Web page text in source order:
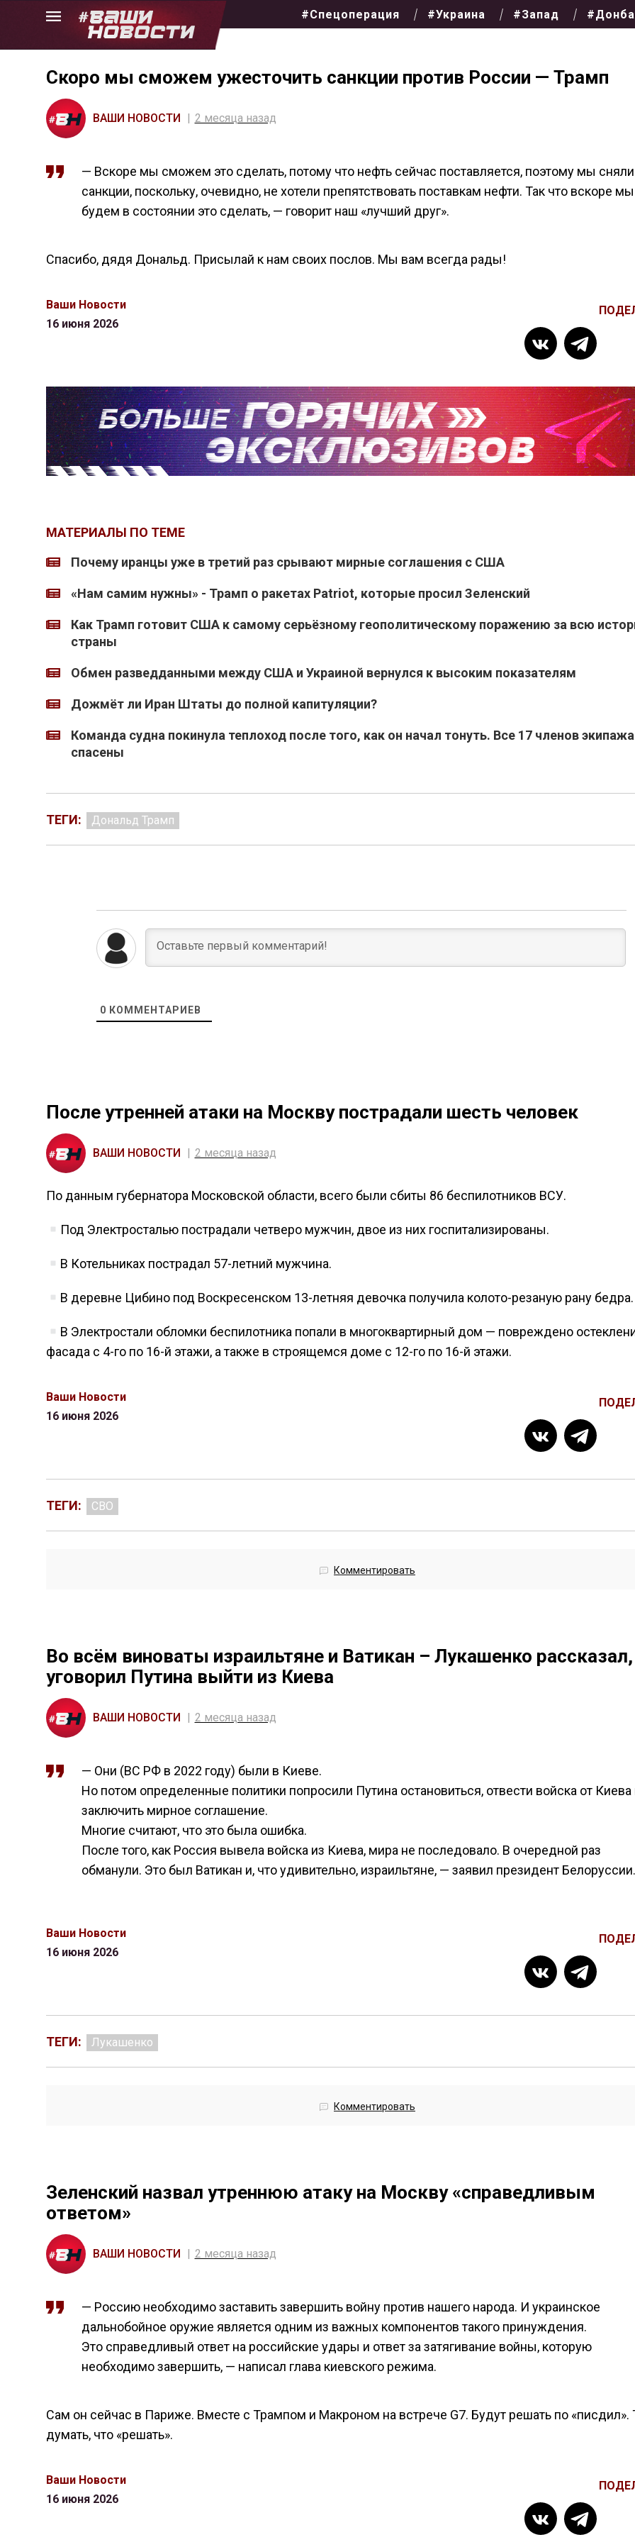
Skip
#Спецоперация #Украина #Запад
Скоро мы сможем ужесточить санкции против России — Трамп
ВАШИ НОВОСТИ 2 месяца назад
— Вскоре мы сможем это сделать, потому что нефть сейчас поставляется, поэтому мы сняли
санкции, поскольку, очевидно, не хотели препятствовать поставкам нефти. Так что вскоре мы
будем в состоянии это сделать, — говорит наш «лучший друг».
Спасибо, дядя Дональд. Присылай к нам своих послов. Мы вам всегда рады!
Ваши Новости
16 июня 2026
МАТЕРИАЛЫ ПО ТЕМЕ
Почему иранцы уже в третий раз срывают мирные соглашения с США
«Нам самим нужны» - Трамп о ракетах Patriot, которые просил Зеленский
Как Трамп готовит США к самому серьёзному геополитическому поражению за всю
страны
Обмен разведданными между США и Украиной вернулся к высоким показателям
Дожмёт ли Иран Штаты до полной капитуляции?
Команда судна покинула теплоход после того, как он начал тонуть. Все 17 членов экипажа
спасены
ТЕГИ: Дональд Трамп
0 КОММЕНТАРИЕВ
После утренней атаки на Москву пострадали шесть человек
ВАШИ НОВОСТИ 2 месяца назад
По данным губернатора Московской области, всего были сбиты 86 беспилотников ВСУ.
Под Электросталью пострадали четверо мужчин, двое из них госпитализированы.
В Котельниках пострадал 57-летний мужчина.
В деревне Цибино под Воскресенском 13-летняя девочка получила колото-резаную рану бедра.
В Электростали обломки беспилотника попали в многоквартирный дом — повреждено
фасада с 4-го по 16-й этажи, а также в строящемся доме с 12-го по 16-й этажи.
Ваши Новости
16 июня 2026
ТЕГИ: СВО
Комментировать
Во всём виноваты израильтяне и Ватикан – Лукашенко
уговорил Путина выйти из Киева
ВАШИ НОВОСТИ 2 месяца назад
— Они (ВС РФ в 2022 году) были в Киеве.
Но потом определенные политики попросили Путина остановиться, отвести войска от Киева
заключить мирное соглашение.
Многие считают, что это была ошибка.
После того, как Россия вывела войска из Киева, мира не последовало. В очередной раз
обманули. Это был Ватикан и, что удивительно, израильтяне, — заявил президент Белоруссии.
Ваши Новости
16 июня 2026
ТЕГИ: Лукашенко
Комментировать
Зеленский назвал утреннюю атаку на Москву «справедливым
ответом»
ВАШИ НОВОСТИ 2 месяца назад
— Россию необходимо заставить завершить войну против нашего народа. И украинское
дальнобойное оружие является одним из важных компонентов такого принуждения.
Это справедливый ответ на российские удары и ответ за затягивание войны, которую
необходимо завершить, — написал глава киевского режима.
Сам он сейчас в Париже. Вместе с Трампом и Макроном на встрече G7. Будут решать по «писдил».
думать, что «решать».
Ваши Новости
16 июня 2026